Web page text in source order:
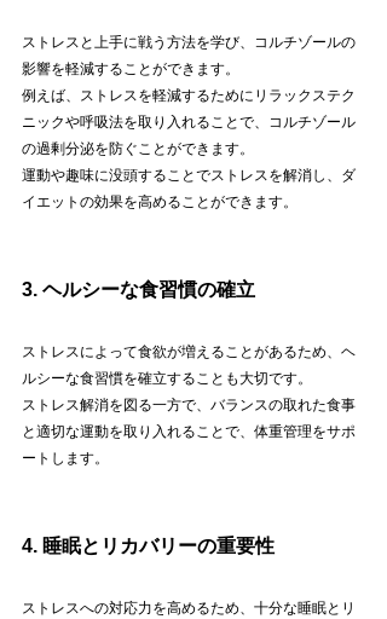
ストレスと上手に戦う方法を学び、コルチゾールの
影響を軽減することができます。
例えば、ストレスを軽減するためにリラックステク
ニックや呼吸法を取り入れることで、コルチゾール
の過剰分泌を防ぐことができます。
運動や趣味に没頭することでストレスを解消し、ダ
イエットの効果を高めることができます。
3. ヘルシーな食習慣の確立
ストレスによって食欲が増えることがあるため、ヘ
ルシーな食習慣を確立することも大切です。
ストレス解消を図る一方で、バランスの取れた食事
と適切な運動を取り入れることで、体重管理をサポ
ートします。
4. 睡眠とリカバリーの重要性
ストレスへの対応力を高めるため、十分な睡眠とリ